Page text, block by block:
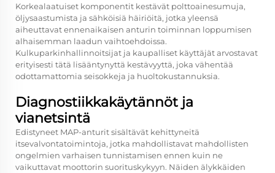
Korkealaatuiset komponentit kestävät polttoainesumuja,
öljysaastumista ja sähköisiä häiriöitä, jotka yleensä
aiheuttavat ennenaikaisen anturin toiminnan loppumisen
alhaisemman laadun vaihtoehdoissa.
Kulkuparkinhallinnoitsijat ja kaupalliset käyttäjät arvostavat
erityisesti tätä lisääntynyttä kestävyyttä, joka vähentää
odottamattomia seisokkeja ja huoltokustannuksia.
Diagnostiikkakäytännöt ja
vianetsintä
Edistyneet MAP-anturit sisältävät kehittyneitä
itsevalvontatoimintoja, jotka mahdollistavat mahdollisten
ongelmien varhaisen tunnistamisen ennen kuin ne
vaikuttavat moottorin suorituskykyyn. Näiden älykkäiden